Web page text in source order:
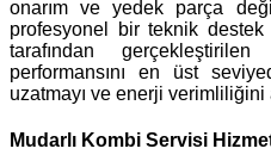
onarım ve yedek parça
profesyonel bir teknik
tarafından
performansını en üst
uzatmayı ve enerji verimliliğini
Mudarlı Kombi Servisi